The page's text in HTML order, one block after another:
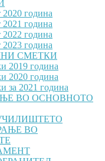
година
година
година
година
СМЕТКИ
2019 година
2020 година
за 2021 година
ВО ОСНОВНОТО
ВО